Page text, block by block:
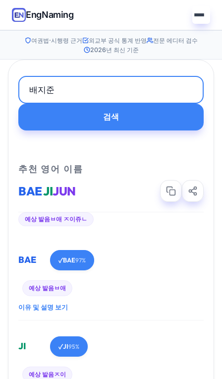
EngNaming
여권법·시행령 근거 외교부 공식 통계 반영
전문 에디터 검수
2026년 최신 기준
검색
추천 영어 이름
BAEJIJUN
예상 발음ㅂ애 ㅈ이쥬ㄴ
BAE ✓BAE97%
예상 발음ㅂ애
이유 및 설명 보기
JI ✓JI95%
예상 발음ㅈ이